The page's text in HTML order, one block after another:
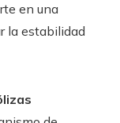
en una
la estabilidad